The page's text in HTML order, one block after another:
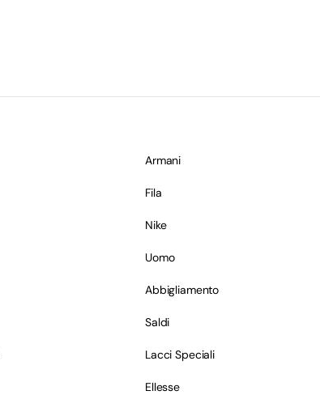
Armani
Fila
Nike
Uomo
Abbigliamento
Saldi
Lacci Speciali
Ellesse